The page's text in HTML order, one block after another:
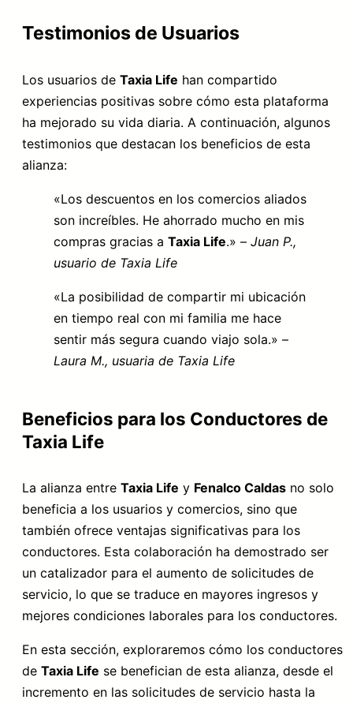
Testimonios de Usuarios
Los usuarios de Taxia Life han compartido
experiencias positivas sobre cómo esta plataforma
ha mejorado su vida diaria. A continuación, algunos
testimonios que destacan los beneficios de esta
alianza:
«Los descuentos en los comercios aliados
son increíbles. He ahorrado mucho en mis
compras gracias a Taxia Life.» – Juan P.,
usuario de Taxia Life
«La posibilidad de compartir mi ubicación
en tiempo real con mi familia me hace
sentir más segura cuando viajo sola.» –
Laura M., usuaria de Taxia Life
Beneficios para los Conductores de
Taxia Life
La alianza entre Taxia Life y Fenalco Caldas no solo
beneficia a los usuarios y comercios, sino que
también ofrece ventajas significativas para los
conductores. Esta colaboración ha demostrado ser
un catalizador para el aumento de solicitudes de
servicio, lo que se traduce en mayores ingresos y
mejores condiciones laborales para los conductores.
En esta sección, exploraremos cómo los conductores
de Taxia Life se benefician de esta alianza, desde el
incremento en las solicitudes de servicio hasta la